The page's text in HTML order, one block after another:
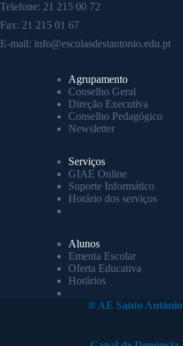
Telefone: 21 215 00 72
Fax: 21 215 01 67
E-mail: info@escolasdestantonio.edu.pt
Agrupamento
Conselho Geral
Direção Executiva
Conselho Pedagógico
Newsletter
Serviços
GIAE Online
Suporte Informático
Horário dos serviços
Alunos
Ementa Escolar
Oferta Educativa
Horários
® AE Santo António